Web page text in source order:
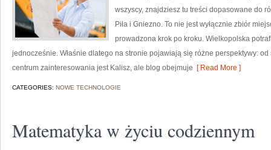
wszyscy, znajdziesz tu treści dopasowane do
Piła i Gniezno. To nie jest wyłącznie zbiór
prowadzona krok po kroku. Wielkopolska
jednocześnie. Właśnie dlatego na stronie pojawiają się różne perspektywy:
centrum zainteresowania jest Kalisz, ale blog obejmuje [ Read More ]
CATEGORIES: NOWE TECHNOLOGIE
Matematyka w życiu codziennym